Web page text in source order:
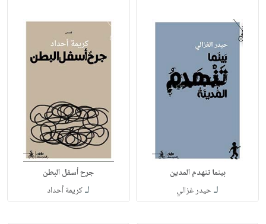
بينما تنهدم المدين
لـحيدر غزالي
جرح أسفل البطن
لـكريمة أحداد